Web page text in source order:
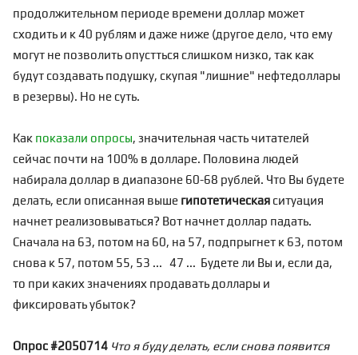
продолжительном периоде времени доллар может
сходить и к 40 рублям и даже ниже (другое дело, что ему
могут не позволить опустться слишком низко, так как
будут создавать подушку, скупая "лишние" нефтедоллары
в резервы). Но не суть.
Как показали опросы, значительная часть читателей
сейчас почти на 100% в долларе. Половина людей
набирала доллар в диапазоне 60-68 рублей. Что Вы будете
делать, если описанная выше гипотетическая ситуация
начнет реализовываться? Вот начнет доллар падать.
Сначала на 63, потом на 60, на 57, подпрыгнет к 63, потом
снова к 57, потом 55, 53 ... 47 ... Будете ли Вы и, если да,
то при каких значениях продавать доллары и
фиксировать убыток?
Опрос #2050714 Что я буду делать, если снова появится